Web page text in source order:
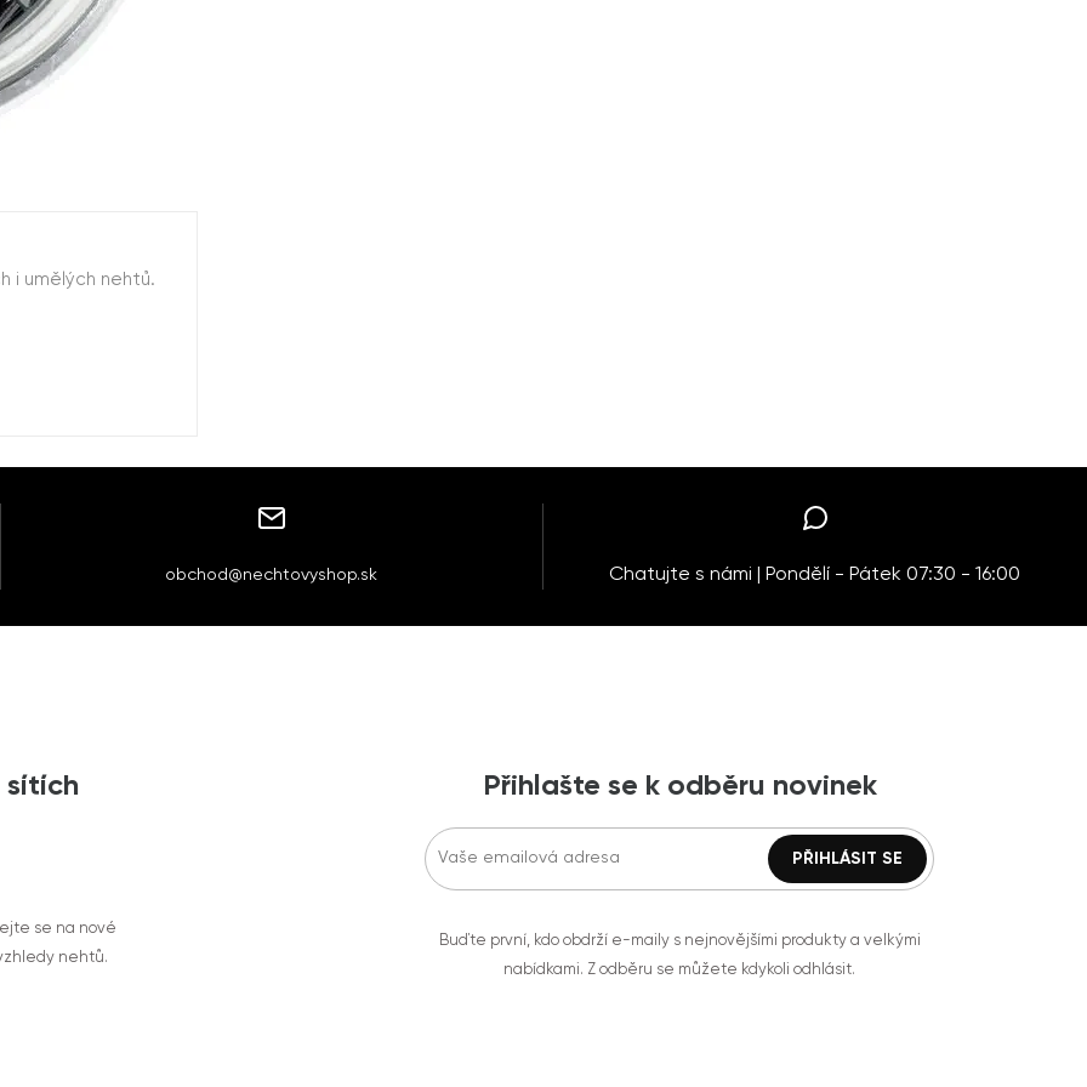
i umělých nehtů.
obchod@nechtovyshop.sk Chatujte s námi | Pondělí - Pátek 07:30 - 16:00
sítích
se na nové
nehtů.
Přihlašte se k odběru novinek
Buďte první, kdo obdrží e-maily s nejnovějšími produkty a velkými
nabídkami. Z odběru se můžete kdykoli odhlásit.